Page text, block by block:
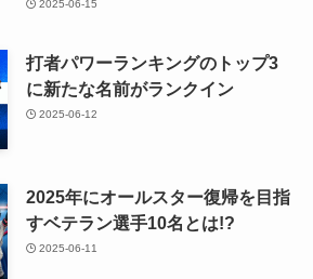
2025-06-15
打者パワーランキングのトップ3
に新たな名前がランクイン
2025-06-12
2025年にオールスター復帰を目指
すベテラン選手10名とは!?
2025-06-11